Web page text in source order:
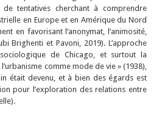
tentatives cherchant à comprendre
en Europe et en Amérique du Nord
en favorisant l’anonymat, l’animosité,
Brighenti et Pavoni, 2019). L’approche
de Chicago, et surtout la
comme mode de vie » (1938),
était devenu, et à bien des égards est
pour l’exploration des relations entre